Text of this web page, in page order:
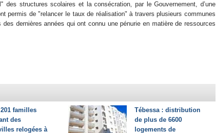
des structures scolaires et la consécration, par le Gouvernement, d’une
permis de "relancer le taux de réalisation" à travers plusieurs communes
dernières années qui ont connu une pénurie en matière de ressources
familles
des
relogées à
Tébessa : distribution
de plus de 6600
logements de